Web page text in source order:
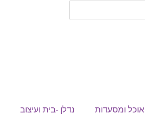
אוכל ומסעדות נדלן -בית ועיצוב